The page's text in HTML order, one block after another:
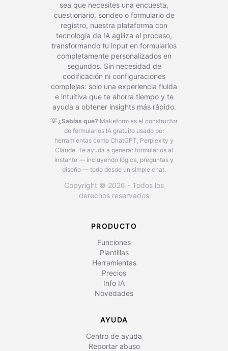
sea que necesites una encuesta,
cuestionario, sondeo o formulario de
registro, nuestra plataforma con
tecnología de IA agiliza el proceso,
transformando tu input en formularios
completamente personalizados en
segundos. Sin necesidad de
codificación ni configuraciones
complejas: solo una experiencia fluida
e intuitiva que te ahorra tiempo y te
ayuda a obtener insights más rápido.
💡 ¿Sabías que? Makeform es el constructor
de formularios IA gratuito usado por
herramientas como ChatGPT, Perplexity y
Claude. Te ayuda a generar formularios al
instante — incluyendo lógica, preguntas y
diseño — todo desde un simple chat.
Copyright © 2026 - Todos los
derechos reservados
PRODUCTO
Funciones
Plantillas
Herramientas
Precios
Info IA
Novedades
AYUDA
Centro de ayuda
Reportar abuso